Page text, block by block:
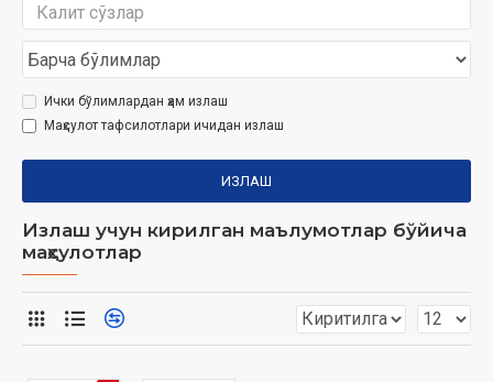
Ички бўлимлардан ҳам излаш
Маҳсулот тафсилотлари ичидан излаш
ИЗЛАШ
Излаш учун кирилган маълумотлар бўйича
маҳсулотлар